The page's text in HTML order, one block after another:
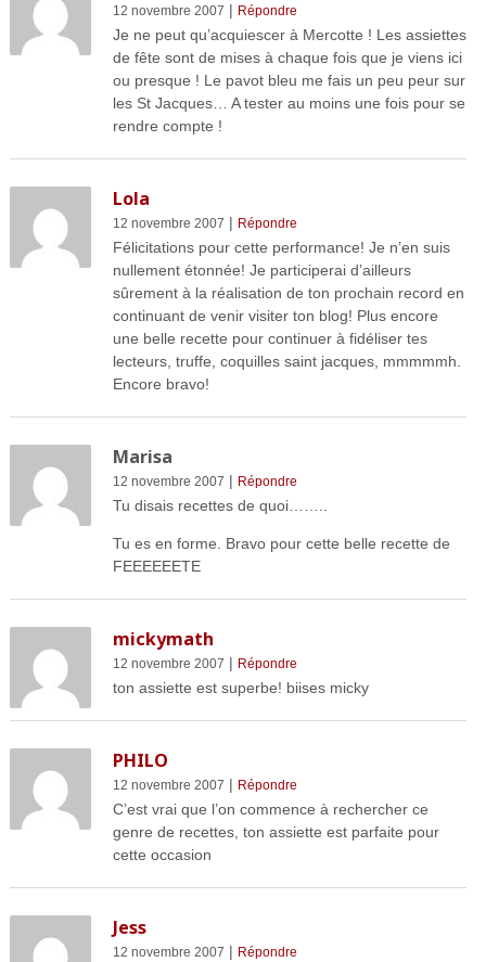
12 novembre 2007 | Répondre
Je ne peut qu’acquiescer à Mercotte ! Les assiettes
de fête sont de mises à chaque fois que je viens ici
ou presque ! Le pavot bleu me fais un peu peur sur
les St Jacques… A tester au moins une fois pour se
rendre compte !
Lola
12 novembre 2007 | Répondre
Félicitations pour cette performance! Je n’en suis
nullement étonnée! Je participerai d’ailleurs
sûrement à la réalisation de ton prochain record en
continuant de venir visiter ton blog! Plus encore
une belle recette pour continuer à fidéliser tes
lecteurs, truffe, coquilles saint jacques, mmmmmh.
Encore bravo!
Marisa
12 novembre 2007 | Répondre
Tu disais recettes de quoi……..
Tu es en forme. Bravo pour cette belle recette de
FEEEEEETE
mickymath
12 novembre 2007 | Répondre
ton assiette est superbe! biises micky
PHILO
12 novembre 2007 | Répondre
C’est vrai que l’on commence à rechercher ce
genre de recettes, ton assiette est parfaite pour
cette occasion
Jess
12 novembre 2007 | Répondre